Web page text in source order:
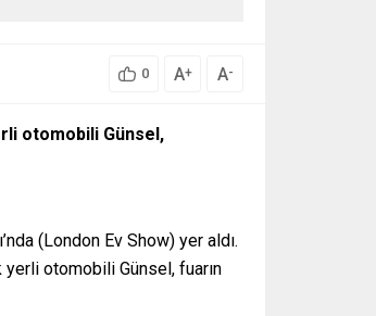
0 A+ A-
otomobili Günsel,
(London Ev Show) yer aldı.
yerli otomobili Günsel, fuarın